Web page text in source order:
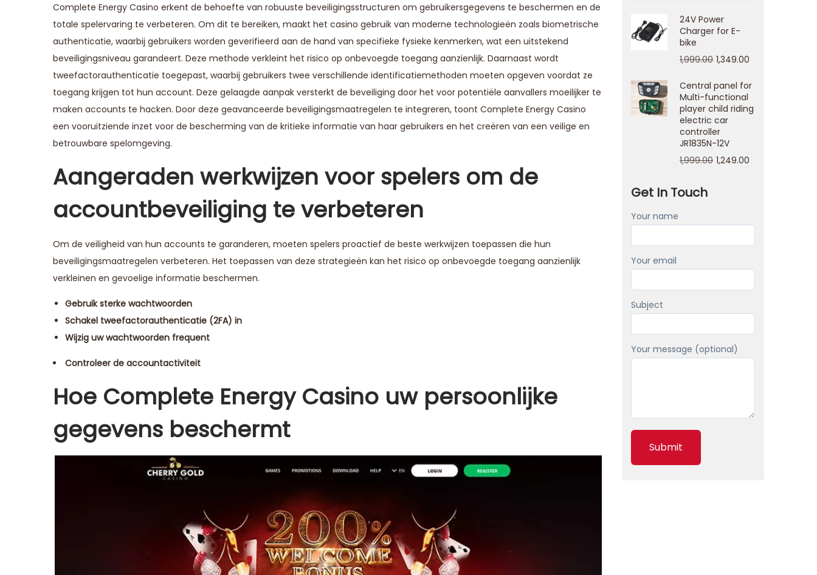
Complete Energy Casino erkent de behoefte van robuuste beveiligingsstructuren om gebruikersgegevens te beschermen en de
totale spelervaring te verbeteren. Om dit te bereiken, maakt het casino gebruik van moderne technologieën zoals biometrische
authenticatie, waarbij gebruikers worden geverifieerd aan de hand van specifieke fysieke kenmerken, wat een uitstekend
beveiligingsniveau garandeert. Deze methode verkleint het risico op onbevoegde toegang aanzienlijk. Daarnaast wordt
tweefactorauthenticatie toegepast, waarbij gebruikers twee verschillende identificatiemethoden moeten opgeven voordat ze
toegang krijgen tot hun account. Deze gelaagde aanpak versterkt de beveiliging door het voor potentiële aanvallers moeilijker te
maken accounts te hacken. Door deze geavanceerde beveiligingsmaatregelen te integreren, toont Complete Energy Casino
een vooruitziende inzet voor de bescherming van de kritieke informatie van haar gebruikers en het creëren van een veilige en
betrouwbare spelomgeving.
Aangeraden werkwijzen voor spelers om de
accountbeveiliging te verbeteren
Om de veiligheid van hun accounts te garanderen, moeten spelers proactief de beste werkwijzen toepassen die hun
beveiligingsmaatregelen verbeteren. Het toepassen van deze strategieën kan het risico op onbevoegde toegang aanzienlijk
verkleinen en gevoelige informatie beschermen.
Gebruik sterke wachtwoorden
Schakel tweefactorauthenticatie (2FA) in
Wijzig uw wachtwoorden frequent
Controleer de accountactiviteit
Hoe Complete Energy Casino uw persoonlijke
gegevens beschermt
24V Power
Charger for E-
bike
1,999.00 1,349.00
Central panel for
Multi-functional
player child riding
electric car
controller
JR1835N-12V
1,999.00 1,249.00
Get In Touch
Your name
Your email
Subject
Your message (optional)